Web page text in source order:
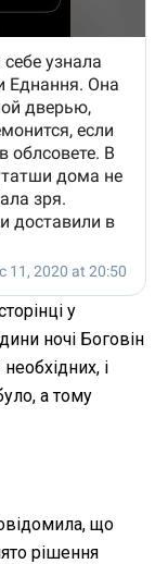
у
ночі Боговін
і
а тому
що
рішення